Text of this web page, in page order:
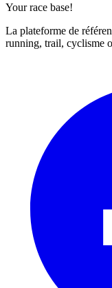
Your race base!
La plateforme de
running, trail, cyclisme